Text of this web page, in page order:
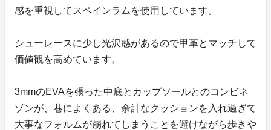
感を重視してスペインラムを使用しています。
シューレースに少し光沢感があるので甲革とマッチして
価値観を高めています。
3mmのEVAを張った中底とカップソールとのコンビネ
ゾンが、巷によくある、余計なクッションを入れ過ぎて
大事なフォルムが崩れてしまうことを避けながら歩きや